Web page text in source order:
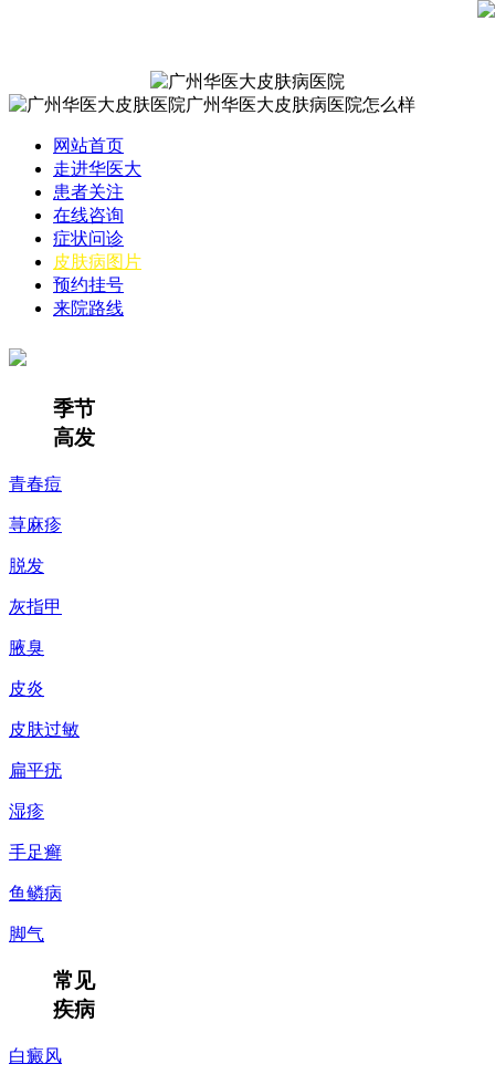
网站首页
走进华医大
患者关注
在线咨询
症状问诊
皮肤病图片
预约挂号
来院路线
季节
高发
青春痘
荨麻疹
脱发
灰指甲
腋臭
皮炎
皮肤过敏
扁平疣
湿疹
手足癣
鱼鳞病
脚气
常见
疾病
白癜风